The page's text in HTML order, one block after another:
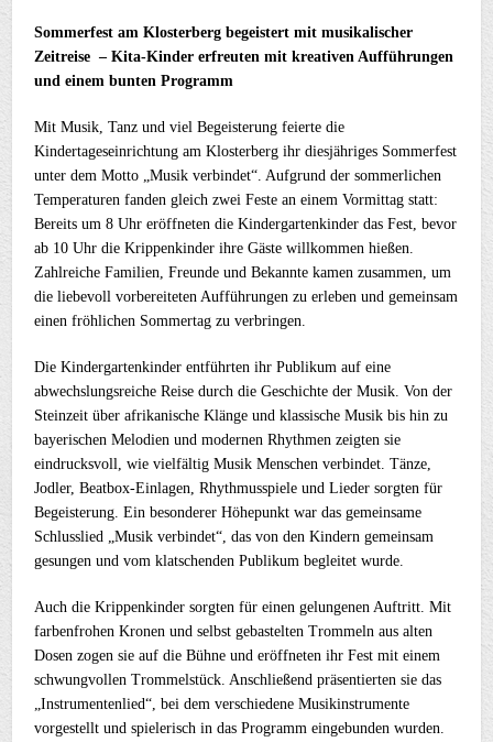
Sommerfest am Klosterberg begeistert mit musikalischer
Zeitreise –Kita-Kinder erfreuten mit kreativen Aufführungen
und einem bunten Programm
Mit Musik, Tanz und viel Begeisterung feierte die
Kindertageseinrichtung am Klosterberg ihr diesjähriges Sommerfest
unter dem Motto „Musik verbindet“. Aufgrund der sommerlichen
Temperaturen fanden gleich zwei Feste an einem Vormittag statt:
Bereits um 8 Uhr eröffneten die Kindergartenkinder das Fest, bevor
ab 10 Uhr die Krippenkinder ihre Gäste willkommen hießen.
Zahlreiche Familien, Freunde und Bekannte kamen zusammen, um
die liebevoll vorbereiteten Aufführungen zu erleben und gemeinsam
einen fröhlichen Sommertag zu verbringen.
Die Kindergartenkinder entführten ihr Publikum auf eine
abwechslungsreiche Reise durch die Geschichte der Musik. Von der
Steinzeit über afrikanische Klänge und klassische Musik bis hin zu
bayerischen Melodien und modernen Rhythmen zeigten sie
eindrucksvoll, wie vielfältig Musik Menschen verbindet. Tänze,
Jodler, Beatbox-Einlagen, Rhythmusspiele und Lieder sorgten für
Begeisterung. Ein besonderer Höhepunkt war das gemeinsame
Schlusslied „Musik verbindet“, das von den Kindern gemeinsam
gesungen und vom klatschenden Publikum begleitet wurde.
Auch die Krippenkinder sorgten für einen gelungenen Auftritt. Mit
farbenfrohen Kronen und selbst gebastelten Trommeln aus alten
Dosen zogen sie auf die Bühne und eröffneten ihr Fest mit einem
schwungvollen Trommelstück. Anschließend präsentierten sie das
„Instrumentenlied“, bei dem verschiedene Musikinstrumente
vorgestellt und spielerisch in das Programm eingebunden wurden.